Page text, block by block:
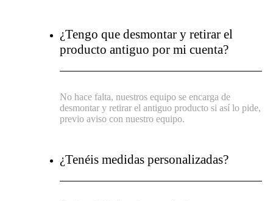
¿Tengo que desmontar y retirar el
producto antiguo por mi cuenta?
No hace falta, nuestros equipo se encarga de
desmontar y retirar el antiguo producto si así lo pide,
previo aviso con nuestro equipo.
¿Tenéis medidas personalizadas?